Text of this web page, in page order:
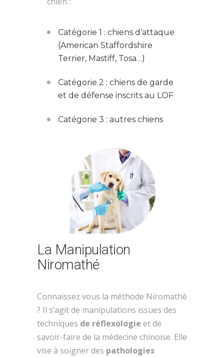
Catégorie 1 : chiens d’attaque
(American Staffordshire
Terrier, Mastiff, Tosa…)
Catégorie 2 : chiens de garde
et de défense inscrits au LOF
Catégorie 3 : autres chiens
La Manipulation
Niromathé
Connaissez vous la méthode Niromathé
? Il s’agit de manipulations issues des
techniques de réflexologie et de
savoir-faire de la médecine chinoise. Elle
vise à soigner des pathologies